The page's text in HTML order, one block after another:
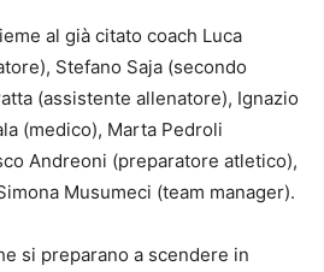
al già citato coach Luca
Stefano Saja (secondo
(assistente allenatore), Ignazio
(medico), Marta Pedroli
Andreoni (preparatore atletico),
Musumeci (team manager).
si preparano a scendere in